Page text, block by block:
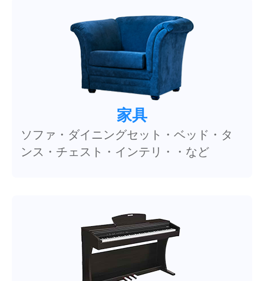
家具
ソファ・ダイニングセット・ベッド・タ
ンス・チェスト・インテリ・・など